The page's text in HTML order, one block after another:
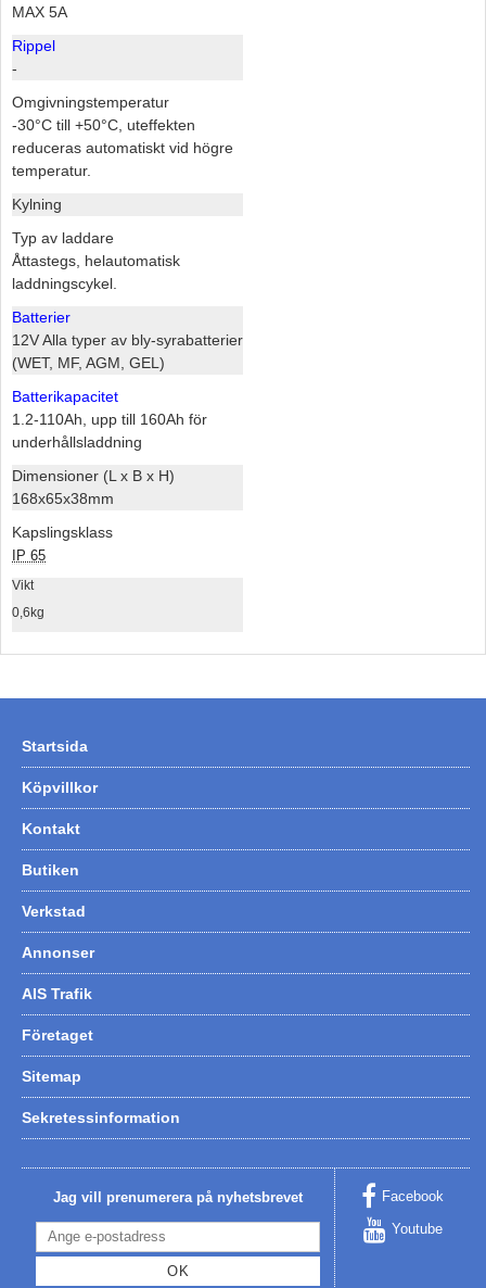
MAX 5A
Rippel
-
Omgivningstemperatur
-30°C till +50°C, uteffekten
reduceras automatiskt vid högre
temperatur.
Kylning
Typ av laddare
Åttastegs, helautomatisk
laddningscykel.
Batterier
12V Alla typer av bly-syrabatterier
(WET, MF, AGM, GEL)
Batterikapacitet
1.2-110Ah, upp till 160Ah för
underhållsladdning
Dimensioner (L x B x H)
168x65x38mm
Kapslingsklass
IP 65
Vikt
0,6kg
Startsida
Köpvillkor
Kontakt
Butiken
Verkstad
Annonser
AIS Trafik
Företaget
Sitemap
Sekretessinformation
Jag vill prenumerera på nyhetsbrevet
OK
Facebook
Youtube